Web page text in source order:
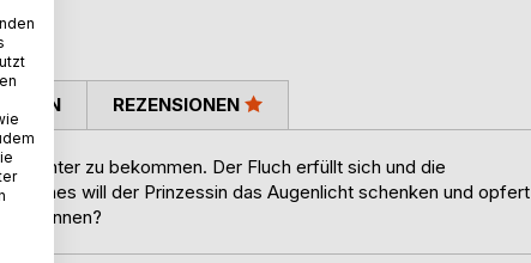
Tochter zu bekommen. Der Fluch erfüllt sich und die
will der Prinzessin das Augenlicht schenken und opfert
können?
REZENSIONEN